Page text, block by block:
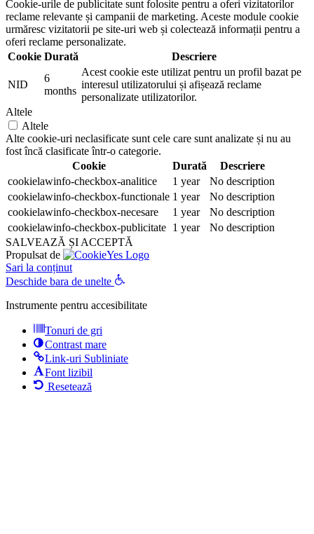
Cookie-urile de publicitate sunt folosite pentru a oferi vizitatorilor
reclame relevante și campanii de marketing. Aceste module cookie
urmăresc vizitatorii pe site-uri web și colectează informații pentru a
oferi reclame personalizate.
Cookie Durată Descriere
NID
6
months
Acest cookie este utilizat pentru un profil bazat pe
interesul utilizatorului și afișează reclame
personalizate utilizatorilor.
Altele
Altele
Alte cookie-uri neclasificate sunt cele care sunt analizate și nu au
fost încă clasificate într-o categorie.
Cookie
Durată
Descriere
cookielawinfo-checkbox-analitice
1 year
No description
cookielawinfo-checkbox-functionale 1 year
No description
cookielawinfo-checkbox-necesare
1 year
No description
cookielawinfo-checkbox-publicitate 1 year
No description
SALVEAZĂ ȘI ACCEPTĂ
Propulsat de
Sari la conținut
Deschide bara de unelte
Instrumente pentru accesibilitate
Tonuri de gri
Contrast mare
Link-uri Subliniate
Font lizibil
Resetează